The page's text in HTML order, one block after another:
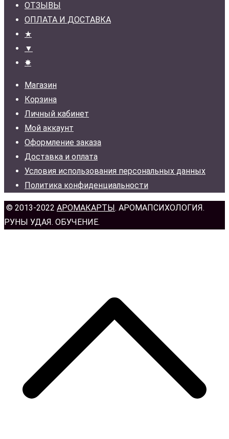
ОТЗЫВЫ
ОПЛАТА И ДОСТАВКА
★
▼
✸
Магазин
Корзина
Личный кабинет
Мой аккаунт
Оформление заказа
Доставка и оплата
Условия использования персональных данных
Политика конфиденциальности
© 2013-2022 АРОМАКАРТЫ . АРОМАПСИХОЛОГИЯ.
РУНЫ УДАЯ. ОБУЧЕНИЕ.